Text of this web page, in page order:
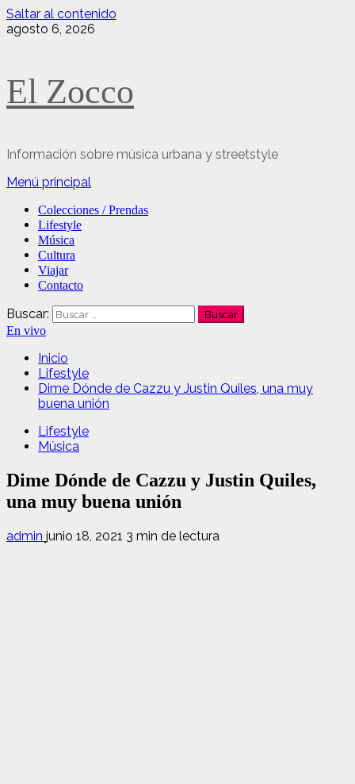
Saltar al contenido
agosto 6, 2026
El Zocco
Información sobre música urbana y streetstyle
Menú principal
Colecciones / Prendas
Lifestyle
Música
Cultura
Viajar
Contacto
Buscar:
En vivo
Inicio
Lifestyle
Dime Dónde de Cazzu y Justin Quiles, una muy
buena unión
Lifestyle
Música
Dime Dónde de Cazzu y Justin Quiles,
una muy buena unión
admin junio 18, 2021 3 min de lectura